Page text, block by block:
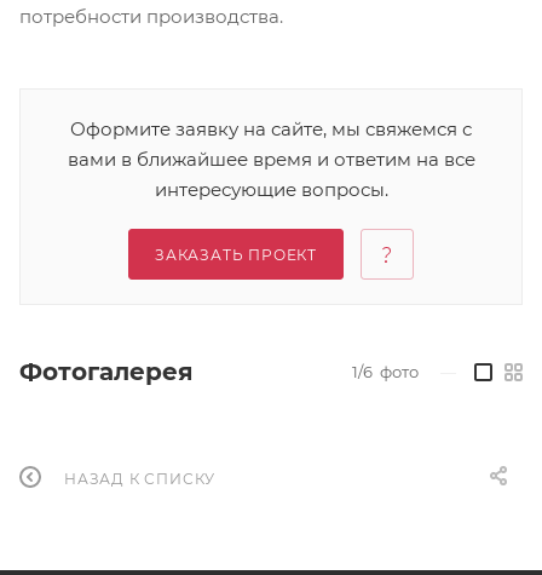
потребности производства.
Оформите заявку на сайте, мы свяжемся с
вами в ближайшее время и ответим на все
интересующие вопросы.
ЗАКАЗАТЬ ПРОЕКТ
Фотогалерея 1/6 фото
НАЗАД К СПИСКУ